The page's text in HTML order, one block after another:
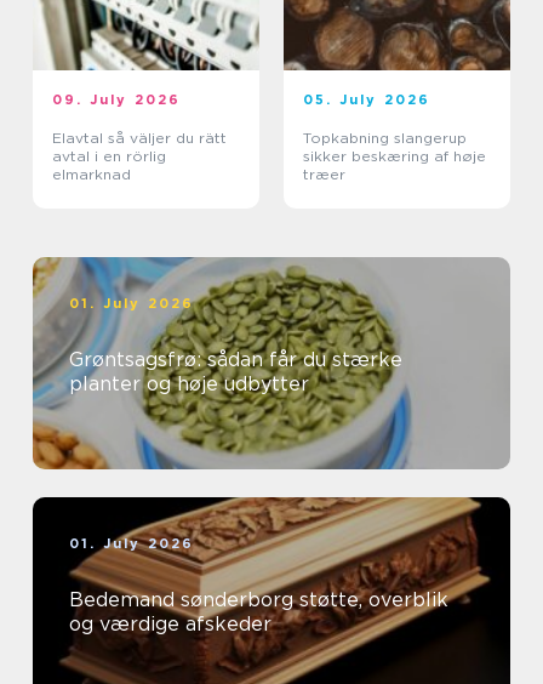
09. July 2026
Elavtal så väljer du rätt
avtal i en rörlig
elmarknad
05. July 2026
Topkabning slangerup
sikker beskæring af høje
træer
01. July 2026
Grøntsagsfrø: sådan får du stærke
planter og høje udbytter
01. July 2026
Bedemand sønderborg støtte, overblik
og værdige afskeder